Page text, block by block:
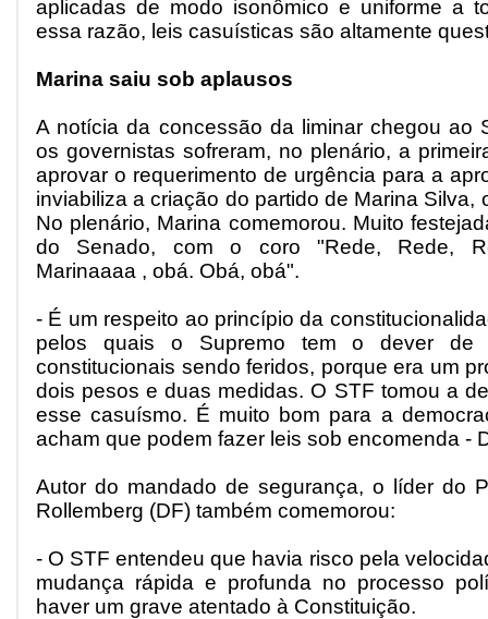
aplicadas de modo isonômico e uniforme a
essa razão, leis casuísticas são altamente
Marina saiu sob aplausos
A notícia da concessão da liminar chegou ao
os governistas sofreram, no plenário, a
aprovar o requerimento de urgência para a
inviabiliza a criação do partido de Marina Silva,
No plenário, Marina comemorou. Muito
do Senado, com o coro "Rede, Rede,
Marinaaaa , obá. Obá, obá".
- É um respeito ao princípio da
pelos quais o Supremo tem o dever de
constitucionais sendo feridos, porque era um
dois pesos e duas medidas. O STF tomou a
esse casuísmo. É muito bom para a
acham que podem fazer leis sob encomenda -
Autor do mandado de segurança, o líder do
Rollemberg (DF) também comemorou:
- O STF entendeu que havia risco pela
mudança rápida e profunda no processo
haver um grave atentado à Constituição.